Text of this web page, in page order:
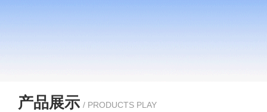
产品展示 / PRODUCTS PLAY